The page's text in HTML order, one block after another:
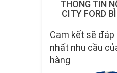
THÔNG TIN
CITY FORD
Cam kết sẽ
nhất nhu cầu
hàng